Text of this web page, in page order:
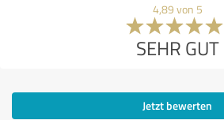
4,89 von 5
SEHR GUT
Jetzt bewerten